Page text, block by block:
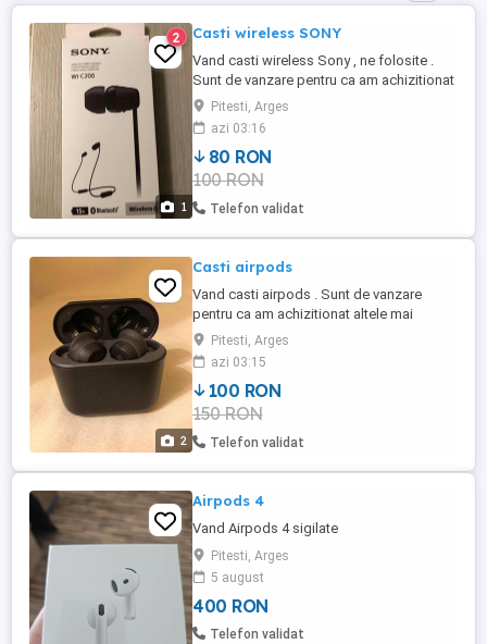
1
2 Casti wireless SONY
Vand casti wireless Sony , ne folosite .
Sunt de vanzare pentru ca am achizitionat
altele mai performante.
Pitesti, Arges
azi 03:16
80 RON
100 RON
Telefon validat
2
Casti airpods
Vand casti airpods . Sunt de vanzare
pentru ca am achizitionat altele mai
performante.
Pitesti, Arges
azi 03:15
100 RON
150 RON
Telefon validat
Airpods 4
Vand Airpods 4 sigilate
Pitesti, Arges
5 august
400 RON
Telefon validat